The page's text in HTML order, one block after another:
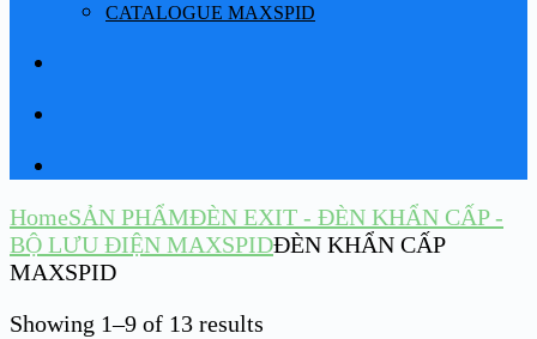
CATALOGUE MAXSPID
HomeSẢN PHẨMĐÈN EXIT - ĐÈN KHẨN CẤP -
BỘ LƯU ĐIỆN MAXSPIDĐÈN KHẨN CẤP
MAXSPID
Showing 1–9 of 13 results